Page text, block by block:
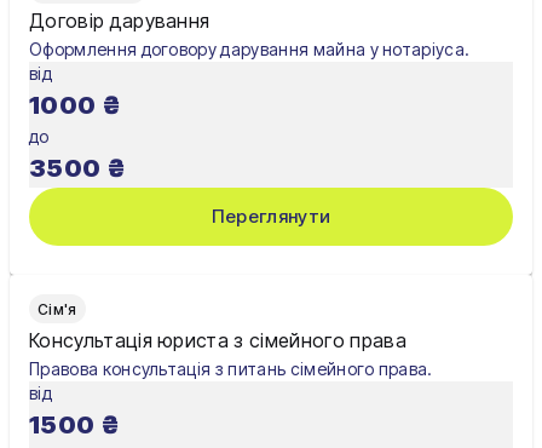
Договір дарування
Оформлення договору дарування майна у нотаріуса.
від
1000 ₴
до
3500 ₴
Переглянути
Сім'я
Консультація юриста з сімейного права
Правова консультація з питань сімейного права.
від
1500 ₴